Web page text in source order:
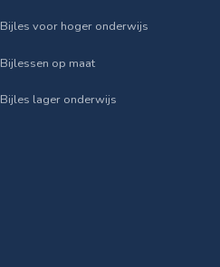
Bijles voor hoger onderwijs
Bijlessen op maat
Bijles lager onderwijs